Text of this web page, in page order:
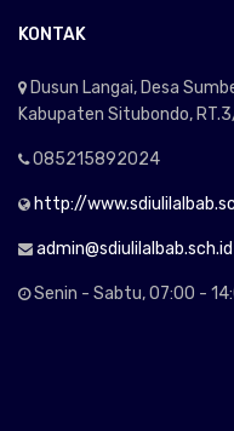
KONTAK
Dusun Langai, Desa
Kabupaten Situbondo,
085215892024
http://
admin@sdiulilalbab.sch.id
Senin - Sabtu, 07:00 -